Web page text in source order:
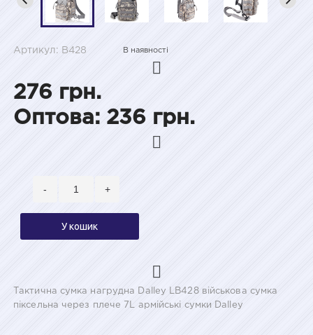
Артикул: B428 В наявності
276 грн.
Оптова: 236 грн.
- +
У кошик
Тактична сумка нагрудна Dalley LB428 військова сумка
піксельна через плече 7L армійські сумки Dalley